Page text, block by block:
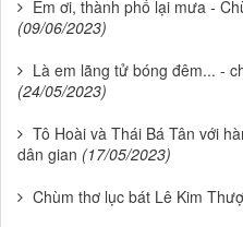
Em ơi, thành phố lại mưa -
(09/06/2023)
Là em lãng tử bóng đêm... -
(24/05/2023)
Tô Hoài và Thái Bá Tân với
dân gian (17/05/2023)
Chùm thơ lục bát Lê Kim